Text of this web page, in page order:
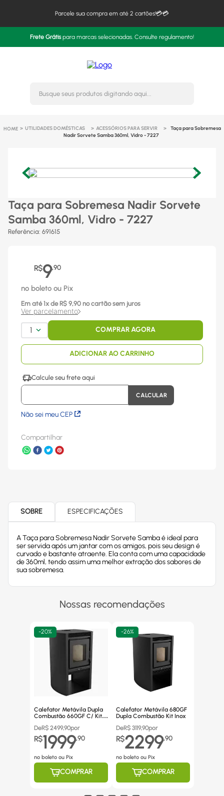
Parcele sua compra em até 2 cartões!💳💳
Frete Grátispara marcas selecionadas. Consulte regulamento!
Busque seus produtos
UTILIDADES DOMÉSTICAS ACESSÓRIOS PARA SERVIR
Taça para Sobremesa
Nadir Sorvete Samba 360ml, Vidro - 7227
Taça para Sobremesa Nadir Sorvete
Samba 360ml, Vidro - 7227
Referência: 691615
R$9,90
no boleto ou Pix
Em até 1x de R$ 9,90 no cartão sem juros
Ver parcelamento
1 COMPRAR AGORA
ADICIONAR AO CARRINHO
Não sei meu CEP
Compartilhar
SOBRE ESPECIFICAÇÕES
A Taça para Sobremesa Nadir Sorvete Samba é ideal para
ser servida após um jantar com os amigos, pois seu design é
curvado e bastante atraente. Ela conta com uma capacidade
de 360ml, tendo assim uma melhor extração dos sabores de
sua sobremesa.
Nossas recomendações
-20%
Calefator Metávila Dupla
Combustão 660GF C/ Kit
DeR$ 2499,90por
R$1999,90
no boleto ou Pix
COMPRAR
-26%
Calefator Metávila 680GF
Dupla Combustão Kit Inox
DeR$ 3119,90por
R$2299,90
no boleto ou Pix
COMPRAR